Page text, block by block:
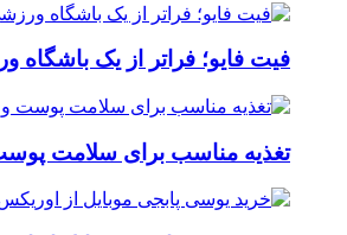
فیت ‌فایو؛ فراتر از یک باشگاه
تغذیه مناسب برای سلامت